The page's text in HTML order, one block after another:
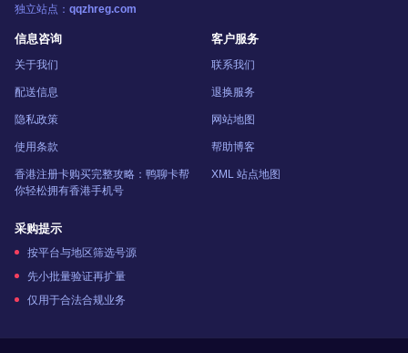
独立站点： qqzhreg.com
信息咨询
关于我们
配送信息
隐私政策
使用条款
香港注册卡购买完整攻略：鸭聊卡帮
你轻松拥有香港手机号
客户服务
联系我们
退换服务
网站地图
帮助博客
XML 站点地图
采购提示
按平台与地区筛选号源
先小批量验证再扩量
仅用于合法合规业务